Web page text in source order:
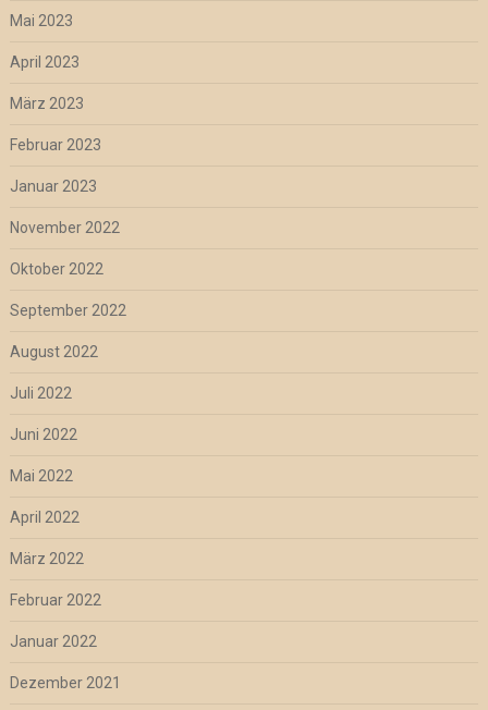
Mai 2023
April 2023
März 2023
Februar 2023
Januar 2023
November 2022
Oktober 2022
September 2022
August 2022
Juli 2022
Juni 2022
Mai 2022
April 2022
März 2022
Februar 2022
Januar 2022
Dezember 2021